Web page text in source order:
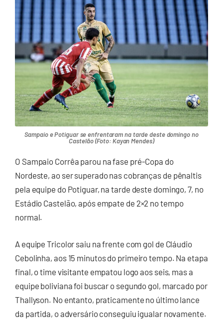
Sampaio e Potiguar se enfrentaram na tarde deste domingo no
Castelão (Foto: Kayan Mendes)
O Sampaio Corrêa parou na fase pré-Copa do
Nordeste, ao ser superado nas cobranças de pênaltis
pela equipe do Potiguar, na tarde deste domingo, 7, no
Estádio Castelão, após empate de 2×2 no tempo
normal.
A equipe Tricolor saiu na frente com gol de Cláudio
Cebolinha, aos 15 minutos do primeiro tempo. Na etapa
final, o time visitante empatou logo aos seis, mas a
equipe boliviana foi buscar o segundo gol, marcado por
Thallyson. No entanto, praticamente no último lance
da partida, o adversário conseguiu igualar novamente.